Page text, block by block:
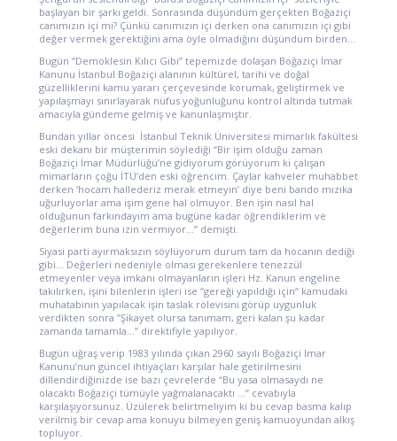
başlayan bir şarkı geldi. Sonrasında düşündüm gerçekten Boğaziçi
canımızın içi mi? Çünkü canımızın içi derken ona canımızın içi gibi
değer vermek gerektiğini ama öyle olmadığını düşündüm birden…
Bugün ‘’Demoklesin Kılıcı Gibi’’ tepemizde dolaşan Boğaziçi İmar
Kanunu İstanbul Boğaziçi alanının kültürel, tarihi ve doğal
güzelliklerini kamu yararı çerçevesinde korumak, geliştirmek ve
yapılaşmayı sınırlayarak nüfus yoğunluğunu kontrol altında tutmak
amacıyla gündeme gelmiş ve kanunlaşmıştır.
Bundan yıllar öncesi İstanbul Teknik Üniversitesi mimarlık fakültesi
eski dekanı bir müşterimin söylediği “Bir işim olduğu zaman
Boğaziçi İmar Müdürlüğü’ne gidiyorum görüyorum ki çalışan
mimarların çoğu İTÜ’den eski öğrencim. Çaylar kahveler muhabbet
derken ‘hocam hallederiz merak etmeyin’ diye beni bando mızıka
uğurluyorlar ama işim gene hal olmuyor. Ben işin nasıl hal
olduğunun farkındayım ama bugüne kadar öğrendiklerim ve
değerlerim buna izin vermiyor…” demişti.
Siyasi parti ayırmaksızın söylüyorum durum tam da hocanın dediği
gibi… Değerleri nedeniyle olması gerekenlere tenezzül
etmeyenler veya imkanı olmayanların işleri Hz. Kanun engeline
takılırken, işini bilenlerin işleri ise ‘’gereği yapıldığı için“ kamudaki
muhatabının yapılacak işin taslak rölevisini görüp uygunluk
verdikten sonra ’’Şikayet olursa tanımam, geri kalan şu kadar
zamanda tamamla…” direktifiyle yapılıyor.
Bugün uğraş verip 1983 yılında çıkan 2960 sayılı Boğaziçi Imar
Kanunu’nun güncel ihtiyaçları karşılar hale getirilmesini
dillendirdiğinizde ise bazı çevrelerde “Bu yasa olmasaydı ne
olacaktı Boğaziçi tümüyle yağmalanacaktı …” cevabıyla
karşılaşıyorsunuz. Üzülerek belirtmeliyim ki bu cevap basma kalıp
verilmiş bir cevap ama konuyu bilmeyen geniş kamuoyundan alkış
topluyor.